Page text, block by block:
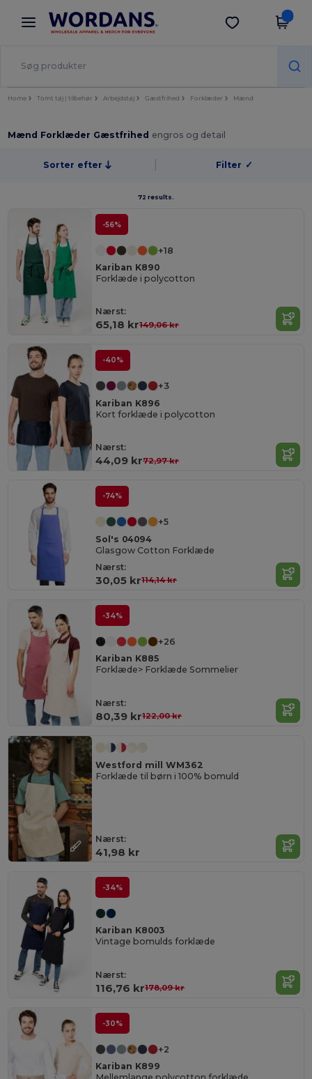
× Wordans-app
Bedre priser i appen!
Hent app
Home Tomt tøj | tilbehør Arbejdstøj Gæstfrihed Forklæder Mænd
Mænd Forklæder Gæstfrihed engros og detail
Sorter efter Filter ✓
72 results.
-56%
+18
Kariban K890
Forklæde i polycotton
Nærst:
65,18 kr149,06 kr
-40%
+3
Kariban K896
Kort forklæde i polycotton
Nærst:
44,09 kr72,97 kr
-74%
+5
Sol's 04094
Glasgow Cotton Forklæde
Nærst:
30,05 kr114,14 kr
-34%
+26
Kariban K885
Forklæde> Forklæde Sommelier
Nærst:
80,39 kr122,00 kr
Westford mill WM362
Forklæde til børn i 100% bomuld
Nærst:
41,98 kr
-34%
Kariban K8003
Vintage bomulds forklæde
Nærst:
116,76 kr178,09 kr
-30%
+2
Kariban K899